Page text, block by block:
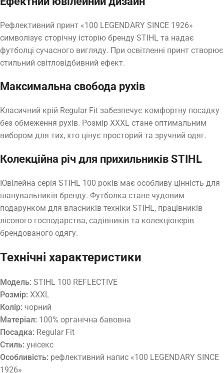
Рефлективний принт «100 LEGENDARY SINCE 1926»
символізує сторічну історію бренду STIHL та надає
футболці сучасного вигляду. При освітленні принт створює
стильний світловідбивний ефект.
Максимальна свобода рухів
Класичний крій Regular Fit забезпечує комфортну посадку
без обмеження рухів. Розмір XXXL стане оптимальним
вибором для тих, хто цінує просторий та зручний одяг.
Колекційна річ для прихильників STIHL
Ювілейна серія STIHL 100 років має особливу цінність для
шанувальників бренду. Футболка стане чудовим
подарунком для власників техніки STIHL, працівників
лісового господарства, садівників та колекціонерів
брендованого одягу.
Технічні характеристики
Модель: STIHL 100 REFLECTIVE
Розмір: XXXL
Колір: чорний
Матеріал: 100% органічна бавовна
Посадка: Regular Fit
Стиль: унісекс
Особливість: рефлективний напис «100 LEGENDARY SINCE
1926»